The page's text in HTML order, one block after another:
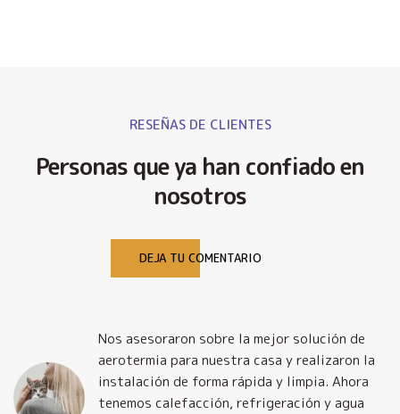
RESEÑAS DE CLIENTES
Personas que ya han confiado en
nosotros
DEJA TU COMENTARIO
Nos asesoraron sobre la mejor solución de
aerotermia para nuestra casa y realizaron la
instalación de forma rápida y limpia. Ahora
tenemos calefacción, refrigeración y agua